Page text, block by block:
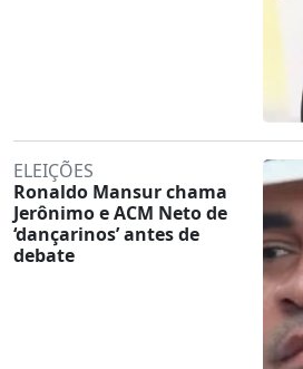
ELEIÇÕES
Ronaldo Mansur chama
Jerônimo e ACM Neto de
‘dançarinos’ antes de
debate